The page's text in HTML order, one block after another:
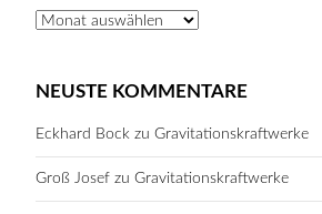
Archiv
NEUSTE KOMMENTARE
Eckhard Bockzu Gravitationskraftwerke
Groß Josefzu Gravitationskraftwerke